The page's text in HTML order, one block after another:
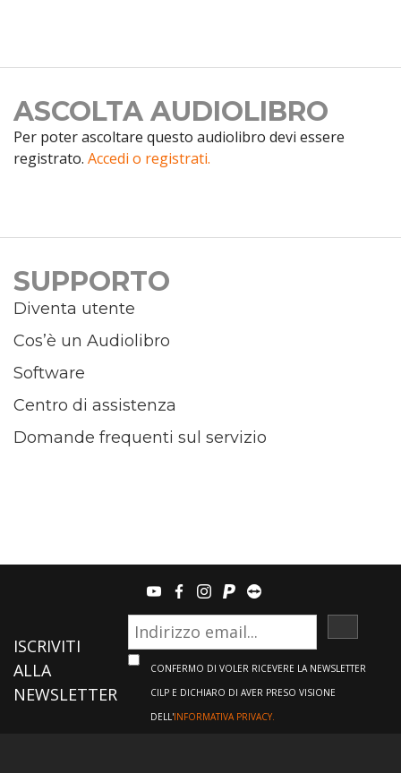
ASCOLTA AUDIOLIBRO
Per poter ascoltare questo audiolibro devi essere
registrato. Accedi o registrati.
SUPPORTO
Diventa utente
Cos’è un Audiolibro
Software
Centro di assistenza
Domande frequenti sul servizio
youtubefacebook
instagram
paypalteamviewer
ISCRIVITI
ALLA
NEWSLETTER
CONFERMO DI VOLER RICEVERE LA NEWSLETTER
CILP E DICHIARO DI AVER PRESO VISIONE
DELL'INFORMATIVA PRIVACY.